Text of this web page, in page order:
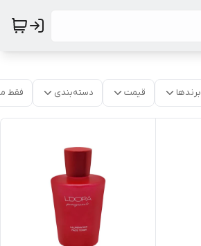
برندها قیمت دسته‌بندی فقط